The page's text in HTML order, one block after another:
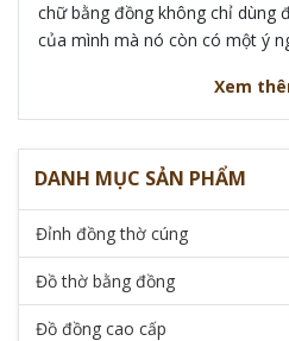
chữ bằng đồng không chỉ dùng
của mình mà nó còn có một ý
Xem
DANH MỤC SẢN PHẨM
Đỉnh đồng thờ cúng
Đồ thờ bằng đồng
Đồ đồng cao cấp